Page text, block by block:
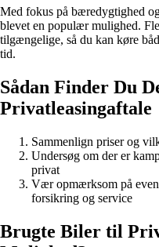
Med fokus på bæredygtighed
blevet en populær mulighed.
tilgængelige, så du kan køre
tid.
Sådan Finder Du
Privatleasingaftale
Sammenlign priser og
Undersøg om der er
privat
Vær opmærksom på
forsikring og service
Brugte Biler til